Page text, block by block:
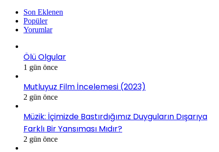
Son Eklenen
Popüler
Yorumlar
Ölü Olgular
1 gün önce
Mutluyuz Film İncelemesi (2023)
2 gün önce
Müzik: İçimizde Bastırdığımız Duyguların Dışarıya
Farklı Bir Yansıması Mıdır?
2 gün önce